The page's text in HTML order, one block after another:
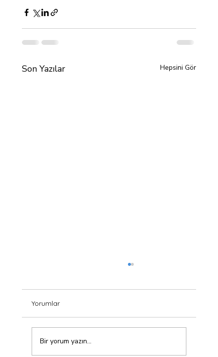
Son Yazılar Hepsini Gör
Yorumlar
Bir yorum yazın...